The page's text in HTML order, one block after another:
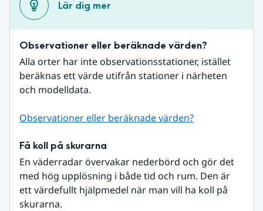
Lär dig mer
Observationer eller beräknade värden?
Alla orter har inte observationsstationer, istället
beräknas ett värde utifrån stationer i närheten
och modelldata.
Observationer eller beräknade värden?
Få koll på skurarna
En väderradar övervakar nederbörd och gör det
med hög upplösning i både tid och rum. Den är
ett värdefullt hjälpmedel när man vill ha koll på
skurarna.